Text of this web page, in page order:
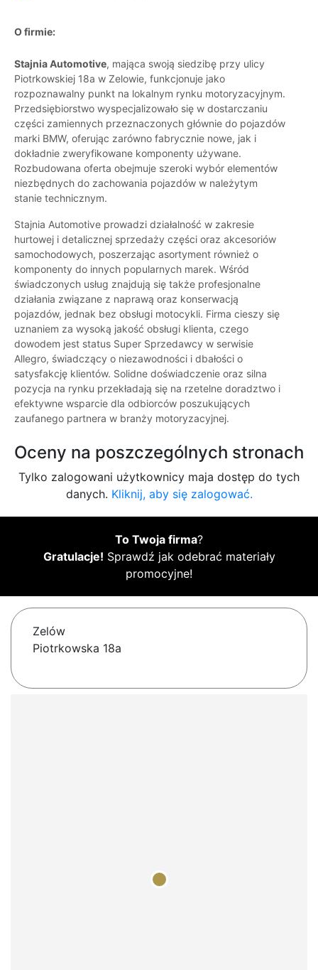
O firmie:
Stajnia Automotive, mająca swoją siedzibę przy ulicy
Piotrkowskiej 18a w Zelowie, funkcjonuje jako
rozpoznawalny punkt na lokalnym rynku motoryzacyjnym.
Przedsiębiorstwo wyspecjalizowało się w dostarczaniu
części zamiennych przeznaczonych głównie do pojazdów
marki BMW, oferując zarówno fabrycznie nowe, jak i
dokładnie zweryfikowane komponenty używane.
Rozbudowana oferta obejmuje szeroki wybór elementów
niezbędnych do zachowania pojazdów w należytym
stanie technicznym.
Stajnia Automotive prowadzi działalność w zakresie
hurtowej i detalicznej sprzedaży części oraz akcesoriów
samochodowych, poszerzając asortyment również o
komponenty do innych popularnych marek. Wśród
świadczonych usług znajdują się także profesjonalne
działania związane z naprawą oraz konserwacją
pojazdów, jednak bez obsługi motocykli. Firma cieszy się
uznaniem za wysoką jakość obsługi klienta, czego
dowodem jest status Super Sprzedawcy w serwisie
Allegro, świadczący o niezawodności i dbałości o
satysfakcję klientów. Solidne doświadczenie oraz silna
pozycja na rynku przekładają się na rzetelne doradztwo i
efektywne wsparcie dla odbiorców poszukujących
zaufanego partnera w branży motoryzacyjnej.
Oceny na poszczególnych stronach
Tylko zalogowani użytkownicy maja dostęp do tych
danych. Kliknij, aby się zalogować.
To Twoja firma?
Gratulacje! Sprawdź jak odebrać materiały
promocyjne!
Zelów
Piotrkowska 18a